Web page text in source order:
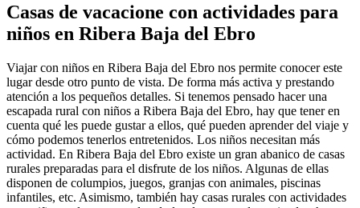
Casas de vacacione con actividades para
niños en Ribera Baja del Ebro
Viajar con niños en Ribera Baja del Ebro nos permite conocer este
lugar desde otro punto de vista. De forma más activa y prestando
atención a los pequeños detalles. Si tenemos pensado hacer una
escapada rural con niños a Ribera Baja del Ebro, hay que tener en
cuenta qué les puede gustar a ellos, qué pueden aprender del viaje y
cómo podemos tenerlos entretenidos. Los niños necesitan más
actividad. En Ribera Baja del Ebro existe un gran abanico de casas
rurales preparadas para el disfrute de los niños. Algunas de ellas
disponen de columpios, juegos, granjas con animales, piscinas
infantiles, etc. Asimismo, también hay casas rurales con actividades